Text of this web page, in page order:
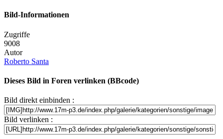
Bild-Informationen
Zugriffe
9008
Autor
Roberto Santa
Dieses Bild in Foren verlinken (BBcode)
Bild direkt einbinden :
Bild verlinken :